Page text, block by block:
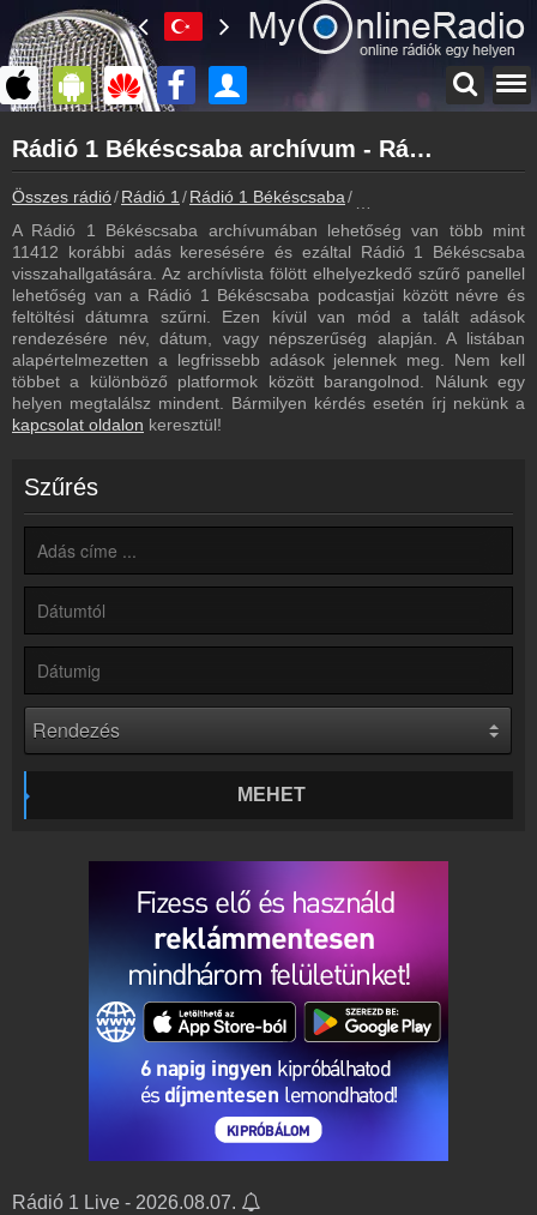
myonlineradio.hu
Rádió 1 Békéscsaba
Vissza a Rádió 1 Békéscsaba oldalára
Bejelentkezés
Hozz létre saját fiókot!
Most szól
Tudd meg mi szólt eddig
Műsorújság
Rádió 1 Békéscsaba műsorai
Webkamera
Hírek
Rádió 1 Békéscsaba kapcsolatos hírek
Kapcsolat
Írj nekünk!
Rádiós partnerek
Ágyazd be weboldaladba
Online rádió készítés
Készítés lépésről lépésre
Rádió 1 Békéscsaba archívum - Rádió 1 Békéscsaba podcasts - Rádió 1 Békéscsaba visszahallgatás
Összes rádió Rádió 1 Rádió 1 Békéscsaba
A Rádió 1 Békéscsaba archívumában lehetőség van több mint
11412 korábbi adás keresésére és ezáltal Rádió 1 Békéscsaba
visszahallgatására. Az archívlista fölött elhelyezkedő szűrő panellel
lehetőség van a Rádió 1 Békéscsaba podcastjai között névre és
feltöltési dátumra szűrni. Ezen kívül van mód a talált adások
rendezésére név, dátum, vagy népszerűség alapján. A listában
alapértelmezetten a legfrissebb adások jelennek meg. Nem kell
többet a különböző platformok között barangolnod. Nálunk egy
helyen megtalálsz mindent. Bármilyen kérdés esetén írj nekünk a
kapcsolat oldalon keresztül!
Szűrés
MEHET
Rádió 1 Live - 2026.08.07.